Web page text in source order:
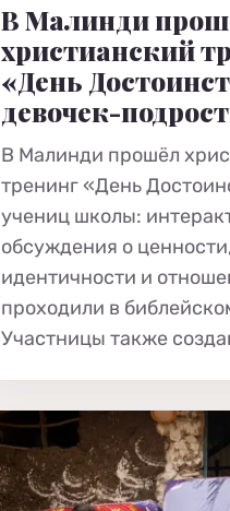
В Малинди
христианский
«День
девочек-
В Малинди прошёл
тренинг «День
учениц школы:
обсуждения о
идентичности и
проходили в
Участницы также